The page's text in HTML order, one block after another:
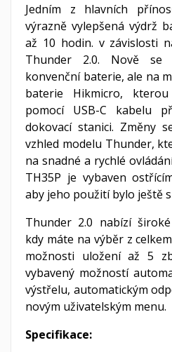
Jedním z hlavních
výrazně vylepšená výdrž
až 10 hodin. v závislosti
Thunder 2.0. Nově se
konvenční baterie, ale na
baterie Hikmicro,
pomocí USB-C kabelu
dokovací stanici. Změny
vzhled modelu Thunder,
na snadné a rychlé
TH35P je vybaven
aby jeho použití bylo ještě
Thunder 2.0 nabízí
kdy máte na výběr z
možnosti uložení až 5
vybavený možností
výstřelu, automatickým
novým uživatelským menu.
Specifikace: